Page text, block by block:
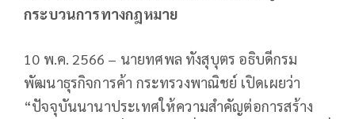
กระบวนการทางกฎหมาย
10 พ.ค. 2566 – นายทศพล ทังสุบุตร อธิบดีกรม
พัฒนาธุรกิจการค้า กระทรวงพาณิชย์ เปิดเผยว่า
“ปัจจุบันนานาประเทศให้ความสำคัญต่อการสร้าง